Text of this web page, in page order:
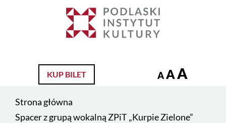
wokalną
ZPiT
KUP BILET A A A
Strona główna
Spacer z grupą wokalną ZPiT „Kurpie Zielone”